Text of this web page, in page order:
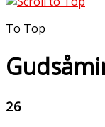
To Top
26